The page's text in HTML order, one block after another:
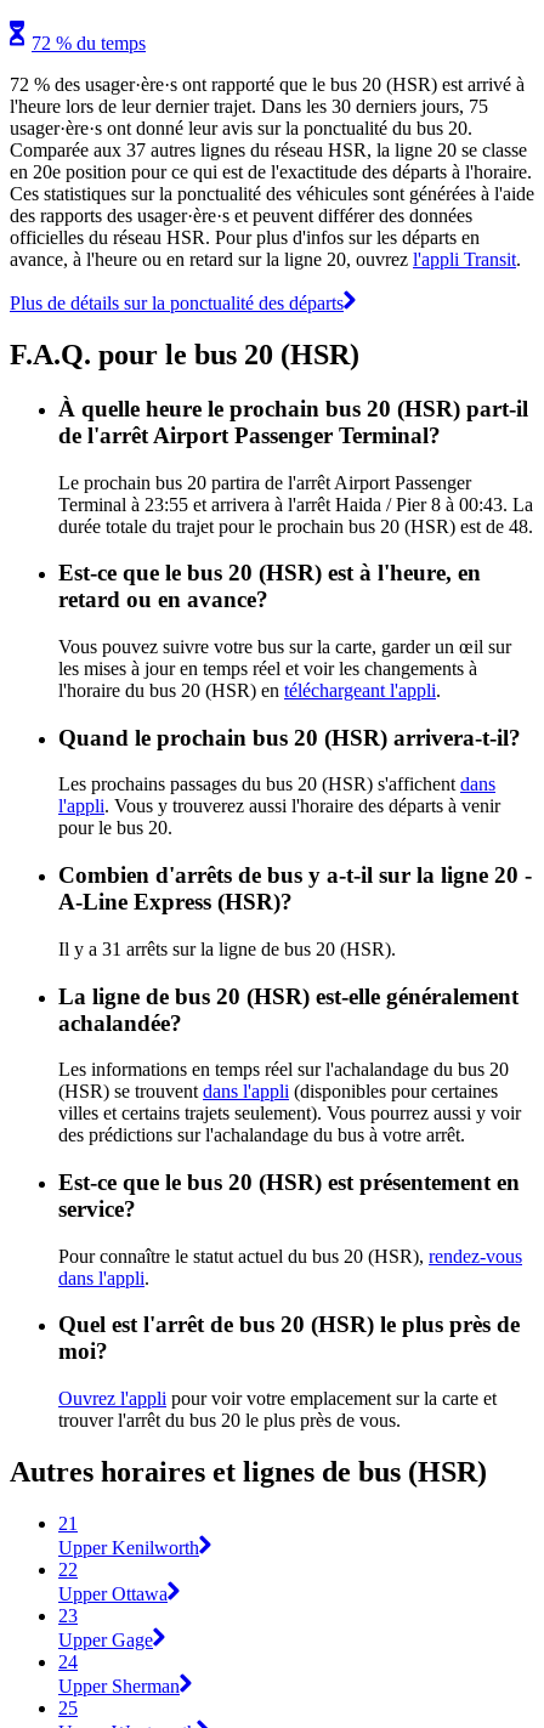
72 % du temps
72 % des usager·ère·s ont rapporté que le bus 20 (HSR) est arrivé à
l'heure lors de leur dernier trajet. Dans les 30 derniers jours, 75
usager·ère·s ont donné leur avis sur la ponctualité du bus 20.
Comparée aux 37 autres lignes du réseau HSR, la ligne 20 se classe
en 20e position pour ce qui est de l'exactitude des départs à l'horaire.
Ces statistiques sur la ponctualité des véhicules sont générées à l'aide
des rapports des usager·ère·s et peuvent différer des données
officielles du réseau HSR. Pour plus d'infos sur les départs en
avance, à l'heure ou en retard sur la ligne 20, ouvrez l'appli Transit.
Plus de détails sur la ponctualité des départs
F.A.Q. pour le bus 20 (HSR)
À quelle heure le prochain bus 20 (HSR) part-il
de l'arrêt Airport Passenger Terminal?
Le prochain bus 20 partira de l'arrêt Airport Passenger
Terminal à 23:55 et arrivera à l'arrêt Haida / Pier 8 à 00:43. La
durée totale du trajet pour le prochain bus 20 (HSR) est de 48.
Est-ce que le bus 20 (HSR) est à l'heure, en
retard ou en avance?
Vous pouvez suivre votre bus sur la carte, garder un œil sur
les mises à jour en temps réel et voir les changements à
l'horaire du bus 20 (HSR) en téléchargeant l'appli.
Quand le prochain bus 20 (HSR) arrivera-t-il?
Les prochains passages du bus 20 (HSR) s'affichent dans
l'appli. Vous y trouverez aussi l'horaire des départs à venir
pour le bus 20.
Combien d'arrêts de bus y a-t-il sur la ligne 20 -
A-Line Express (HSR)?
Il y a 31 arrêts sur la ligne de bus 20 (HSR).
La ligne de bus 20 (HSR) est-elle généralement
achalandée?
Les informations en temps réel sur l'achalandage du bus 20
(HSR) se trouvent dans l'appli (disponibles pour certaines
villes et certains trajets seulement). Vous pourrez aussi y voir
des prédictions sur l'achalandage du bus à votre arrêt.
Est-ce que le bus 20 (HSR) est présentement en
service?
Pour connaître le statut actuel du bus 20 (HSR), rendez-vous
dans l'appli.
Quel est l'arrêt de bus 20 (HSR) le plus près de
moi?
Ouvrez l'appli pour voir votre emplacement sur la carte et
trouver l'arrêt du bus 20 le plus près de vous.
Autres horaires et lignes de bus (HSR)
21
Upper Kenilworth
22
Upper Ottawa
23
Upper Gage
24
Upper Sherman
25